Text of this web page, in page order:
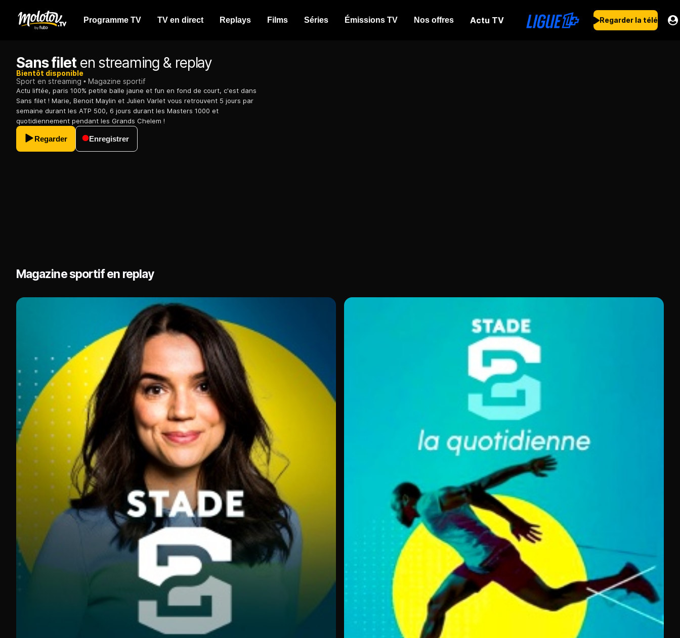
Programme TV TV en direct Replays Films Séries Émissions TV Nos offres Actu TV Regarder la télé
Sans fileten streaming & replay
Bientôt disponible
Sport en streaming
Magazine sportif
Actu liftée, paris 100% petite balle jaune et fun en fond de court, c'est dans
Sans filet ! Marie, Benoit Maylin et Julien Varlet vous retrouvent 5 jours par
semaine durant les ATP 500, 6 jours durant les Masters 1000 et
quotidiennement pendant les Grands Chelem !
Regarder Enregistrer
Magazine sportif en replay